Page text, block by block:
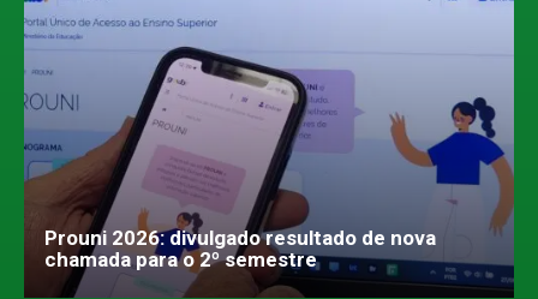
Prouni 2026: divulgado resultado de nova
chamada para o 2º semestre